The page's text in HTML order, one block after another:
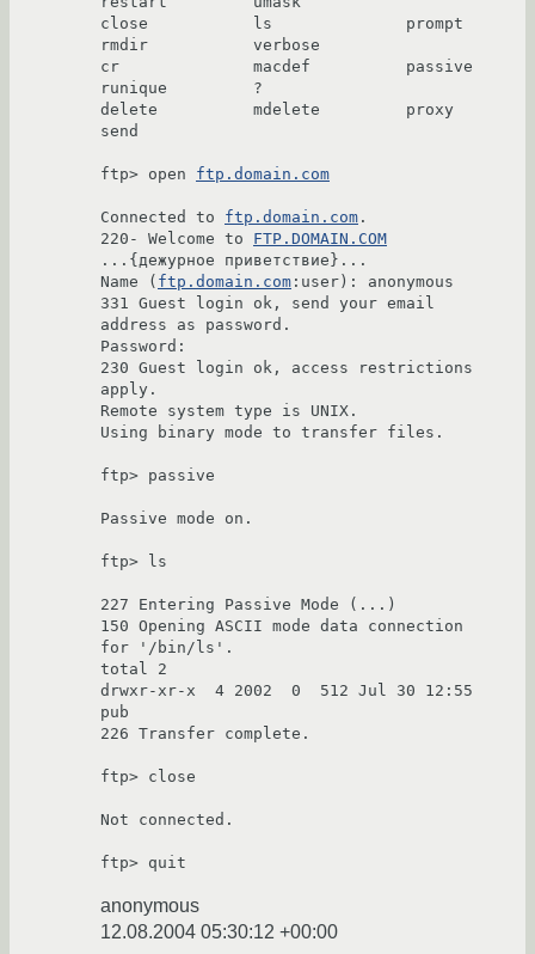
close           ls              prompt
rmdir           verbose
cr              macdef          passive
runique         ?
delete          mdelete         proxy
send
ftp> open ftp.domain.com
Connected to ftp.domain.com .
220- Welcome to FTP.DOMAIN.COM
...{дежурное приветствие}...
Name ( ftp.domain.com :user): anonymous
331 Guest login ok, send your email
address as password.
Password:
230 Guest login ok, access restrictions
apply.
Remote system type is UNIX.
Using binary mode to transfer files.
ftp> passive
Passive mode on.
ftp> ls
227 Entering Passive Mode (...)
150 Opening ASCII mode data connection
for '/bin/ls'.
total 2
drwxr-xr-x  4 2002  0  512 Jul 30 12:55
pub
226 Transfer complete.
ftp> close
Not connected.
anonymous
12.08.2004 05:30:12 +00:00